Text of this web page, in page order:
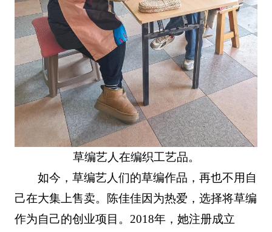
草编艺人在编织工艺品。
如今，草编艺人们的草编作品，再也不用自
己在大集上售卖。陈佳佳因为热爱，选择将草编
作为自己的创业项目。2018年，她注册成立